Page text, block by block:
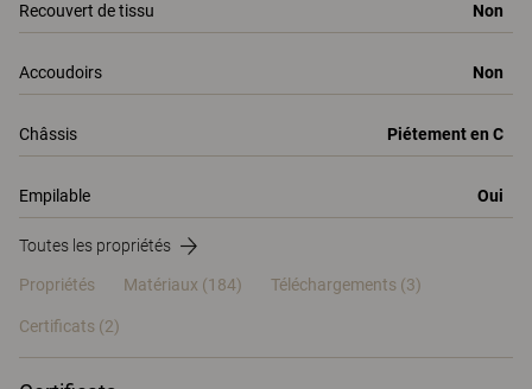
Recouvert de tissu Non
Accoudoirs Non
Châssis Piétement en C
Empilable Oui
Toutes les propriétés
Propriétés Matériaux (184) Téléchargements (3)
Certificats (2)